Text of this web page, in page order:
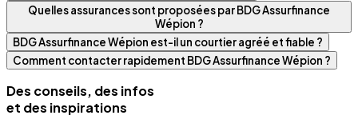
Quelles assurances sont proposées par BDG Assurfinance
Wépion ?
BDG Assurfinance Wépion est-il un courtier agréé et fiable ?
Comment contacter rapidement BDG Assurfinance Wépion ?
Des conseils, des infos
et des inspirations